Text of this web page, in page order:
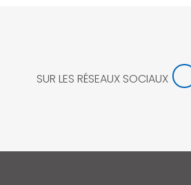
SUR LES RÉSEAUX SOCIAUX